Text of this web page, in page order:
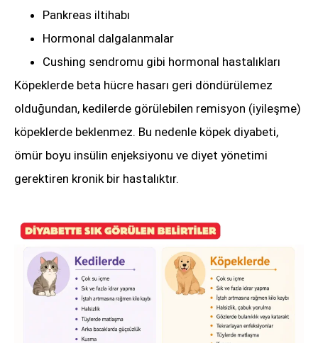
Pankreas iltihabı
Hormonal dalgalanmalar
Cushing sendromu gibi hormonal hastalıkları
Köpeklerde beta hücre hasarı geri döndürülemez
olduğundan, kedilerde görülebilen remisyon (iyileşme)
köpeklerde beklenmez. Bu nedenle köpek diyabeti,
ömür boyu insülin enjeksiyonu ve diyet yönetimi
gerektiren kronik bir hastalıktır.